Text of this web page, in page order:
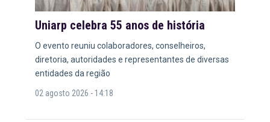
Uniarp celebra 55 anos de história
O evento reuniu colaboradores, conselheiros,
diretoria, autoridades e representantes de diversas
entidades da região
02 agosto 2026 - 14:18